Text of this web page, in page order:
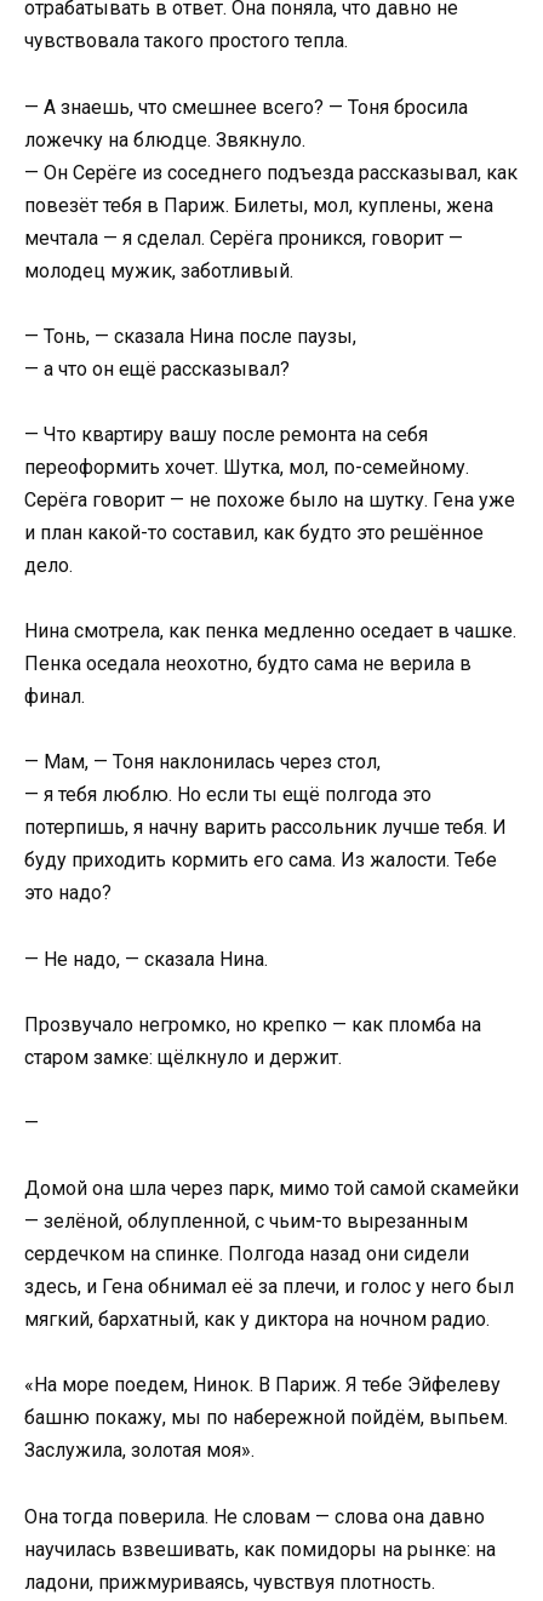
отрабатывать в ответ. Она поняла, что давно не
чувствовала такого простого тепла.
— А знаешь, что смешнее всего? — Тоня бросила
ложечку на блюдце. Звякнуло.
— Он Серёге из соседнего подъезда рассказывал, как
повезёт тебя в Париж. Билеты, мол, куплены, жена
мечтала — я сделал. Серёга проникся, говорит —
молодец мужик, заботливый.
— Тонь, — сказала Нина после паузы,
— а что он ещё рассказывал?
— Что квартиру вашу после ремонта на себя
переоформить хочет. Шутка, мол, по-семейному.
Серёга говорит — не похоже было на шутку. Гена уже
и план какой-то составил, как будто это решённое
дело.
Нина смотрела, как пенка медленно оседает в чашке.
Пенка оседала неохотно, будто сама не верила в
финал.
— Мам, — Тоня наклонилась через стол,
— я тебя люблю. Но если ты ещё полгода это
потерпишь, я начну варить рассольник лучше тебя. И
буду приходить кормить его сама. Из жалости. Тебе
это надо?
— Не надо, — сказала Нина.
Прозвучало негромко, но крепко — как пломба на
старом замке: щёлкнуло и держит.
—
Домой она шла через парк, мимо той самой скамейки
— зелёной, облупленной, с чьим-то вырезанным
сердечком на спинке. Полгода назад они сидели
здесь, и Гена обнимал её за плечи, и голос у него был
мягкий, бархатный, как у диктора на ночном радио.
«На море поедем, Нинок. В Париж. Я тебе Эйфелеву
башню покажу, мы по набережной пойдём, выпьем.
Заслужила, золотая моя».
Она тогда поверила. Не словам — слова она давно
научилась взвешивать, как помидоры на рынке: на
ладони, прижмуриваясь, чувствуя плотность.